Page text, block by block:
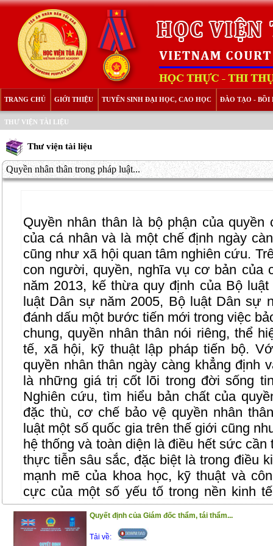
TRANG CHỦ GIỚI THIỆU TUYỂN SINH ĐẠI HỌC, CAO HỌC ĐÀO TẠO - BỒI
THƯ VIỆN TÀI LIỆU
Thư viện tài liệu
Quyền nhân thân trong pháp luật...
Quyền nhân thân là bộ phận của
của cá nhân và là một chế định ngày
cũng như xã hội quan tâm nghiên cứu.
con người, quyền, nghĩa vụ cơ bản của
năm 2013, kế thừa quy định của Bộ
luật Dân sự năm 2005, Bộ luật Dân sự
đánh dấu một bước tiến mới trong việc
chung, quyền nhân thân nói riêng, thể
tế, xã hội, kỹ thuật lập pháp tiến bộ.
quyền nhân thân ngày càng khẳng định
là những giá trị cốt lõi trong đời sống
Nghiên cứu, tìm hiểu bản chất của
đặc thù, cơ chế bảo vệ quyền nhân
luật một số quốc gia trên thế giới cũng
hệ thống và toàn diện là điều hết sức
thực tiễn sâu sắc, đặc biệt là trong điều
mạnh mẽ của khoa học, kỹ thuật và
cực của một số yếu tố trong nền kinh
phạm pháp luật về bảo vệ các quyền
nhân thân nói riêng trong các lĩnh vực
ra, cơ chế bảo vệ quyền còn một số bất
Quyết định của Giám đốc thẩm, tái thẩm...
Tải về: